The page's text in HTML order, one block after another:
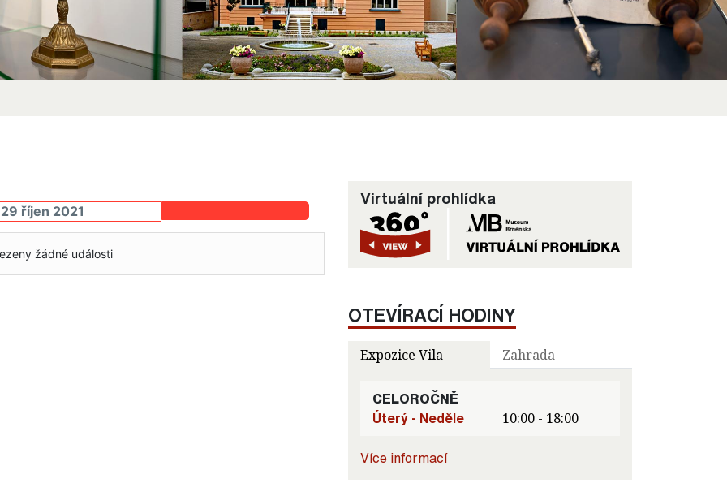
říjen 2021
žádné události
Virtuální prohlídka
OTEVÍRACÍ HODINY
Expozice Vila Zahrada
CELOROČNĚ
Úterý - Neděle
10:00 - 18:00
Více informací